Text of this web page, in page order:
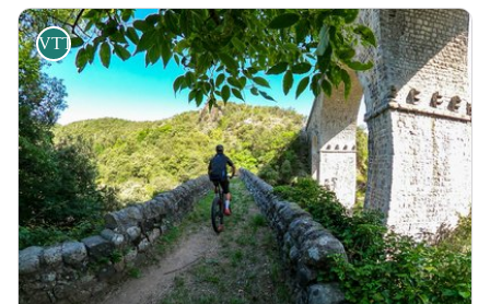
VTT